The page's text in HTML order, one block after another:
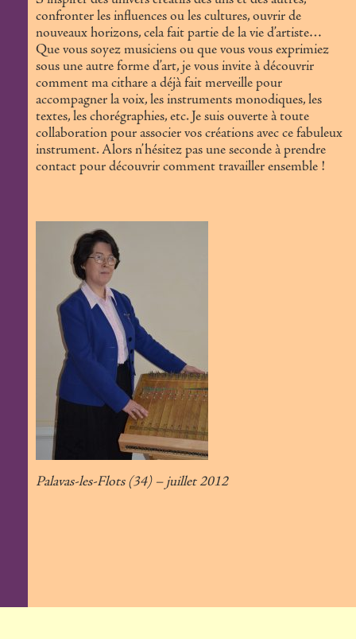
confronter les influences ou les cultures, ouvrir de
nouveaux horizons, cela fait partie de la vie d’artiste…
Que vous soyez musiciens ou que vous vous exprimiez
sous une autre forme d’art, je vous invite à découvrir
comment ma cithare a déjà fait merveille pour
accompagner la voix, les instruments monodiques, les
textes, les chorégraphies, etc. Je suis ouverte à toute
collaboration pour associer vos créations avec ce fabuleux
instrument. Alors n’hésitez pas une seconde à prendre
contact pour découvrir comment travailler ensemble !
Palavas-les-Flots (34) – juillet 2012